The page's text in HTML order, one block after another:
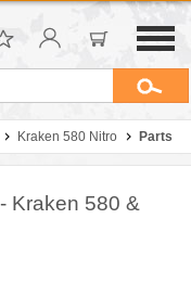
Kraken 580 Nitro Parts
Kraken 580 &